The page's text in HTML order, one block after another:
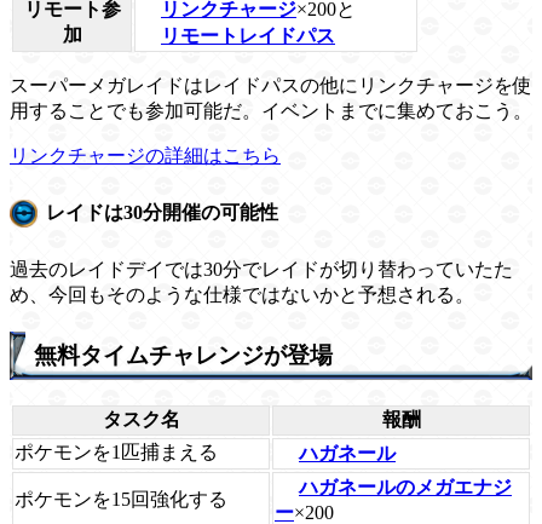
リモート参
加
リンクチャージ×200と
リモートレイドパス
スーパーメガレイドはレイドパスの他にリンクチャージを使
用することでも参加可能だ。イベントまでに集めておこう。
リンクチャージの詳細はこちら
レイドは30分開催の可能性
過去のレイドデイでは30分でレイドが切り替わっていたた
め、今回もそのような仕様ではないかと予想される。
無料タイムチャレンジが登場
タスク名
報酬
ポケモンを1匹捕まえる
ハガネール
ポケモンを15回強化する
ハガネールのメガエナジ
ー×200